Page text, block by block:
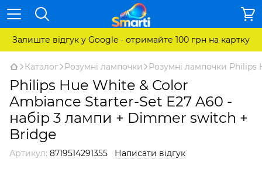
Залиште відгук у Google - отримайте 100 грн на картку
Каталог Розумні лампочки Розумні лампочки Philips
Philips Hue White & Color
Ambiance Starter-Set E27 A60 -
набір 3 лампи + Dimmer switch +
Bridge
Артикул: 8719514291355 Написати відгук